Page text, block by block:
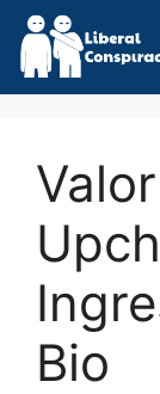
Skip
content
Bio